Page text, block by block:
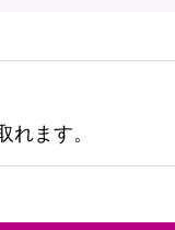
ます。